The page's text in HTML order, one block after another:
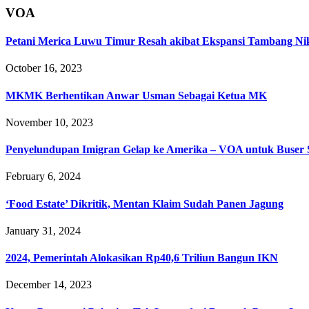
VOA
Petani Merica Luwu Timur Resah akibat Ekspansi Tambang
October 16, 2023
MKMK Berhentikan Anwar Usman Sebagai Ketua MK
November 10, 2023
Penyelundupan Imigran Gelap ke Amerika – VOA untuk Buser
February 6, 2024
‘Food Estate’ Dikritik, Mentan Klaim Sudah Panen Jagung
January 31, 2024
2024, Pemerintah Alokasikan Rp40,6 Triliun Bangun IKN
December 14, 2023